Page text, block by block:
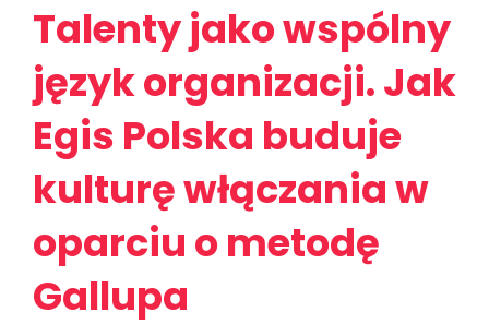
Talenty jako wspólny
język organizacji. Jak
Egis Polska buduje
kulturę włączania w
oparciu o metodę
Gallupa